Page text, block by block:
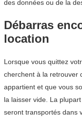
des données ou de la
Débarras
location
Lorsque vous quittez
cherchent à la retrouver
appartient et que vous
la laisser vide. La
seront transportés dans